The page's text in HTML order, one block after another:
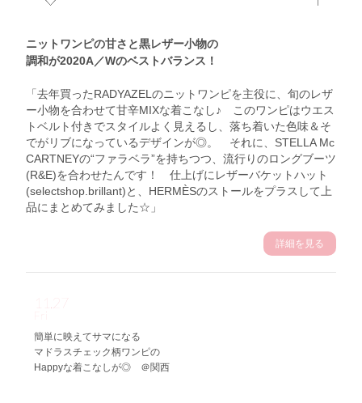
ニットワンピの甘さと黒レザー小物の
調和が2020A／Wのベストバランス！
「去年買ったRADYAZELのニットワンピを主役に、旬のレザ
ー小物を合わせて甘辛MIXな着こなし♪ このワンピはウエス
トベルト付きでスタイルよく見えるし、落ち着いた色味＆そ
でがリブになっているデザインが◎。 それに、STELLA Mc
CARTNEYの“ファラベラ”を持ちつつ、流行りのロングブーツ
(R&E)を合わせたんです！ 仕上げにレザーバケットハット
(selectshop.brillant)と、HERMÈSのストールをプラスして上
品にまとめてみました☆」
詳細を見る
Fri
簡単に映えてサマになる
マドラスチェック柄ワンピの
Happyな着こなしが◎ ＠関西